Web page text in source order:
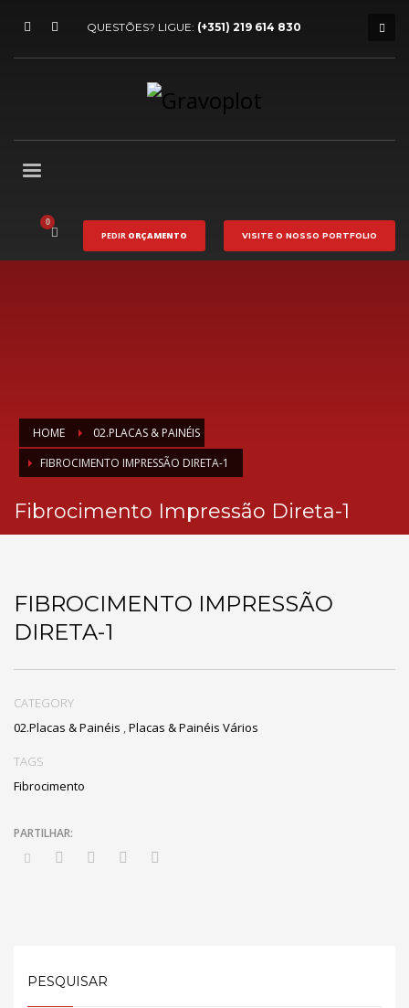
QUESTÕES? LIGUE: (+351) 219 614 830
PEDIR ORÇAMENTO VISITE O NOSSO PORTFOLIO
HOME
02.PLACAS & PAINÉIS
FIBROCIMENTO IMPRESSÃO DIRETA-1
Fibrocimento Impressão Direta-1
FIBROCIMENTO IMPRESSÃO
DIRETA-1
CATEGORY
02.Placas & Painéis ,Placas & Painéis Vários
TAGS
Fibrocimento
PESQUISAR